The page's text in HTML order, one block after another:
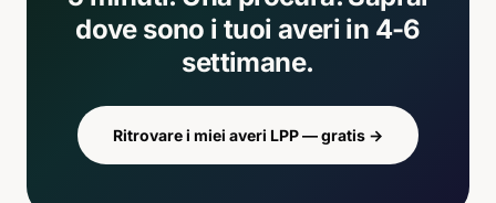
dove sono i tuoi averi in 4-6
settimane.
Ritrovare i miei averi LPP — gratis →